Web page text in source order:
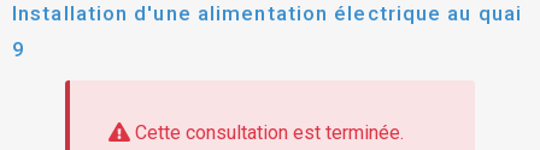
Installation d'une alimentation électrique au quai
9
Cette consultation est terminée.